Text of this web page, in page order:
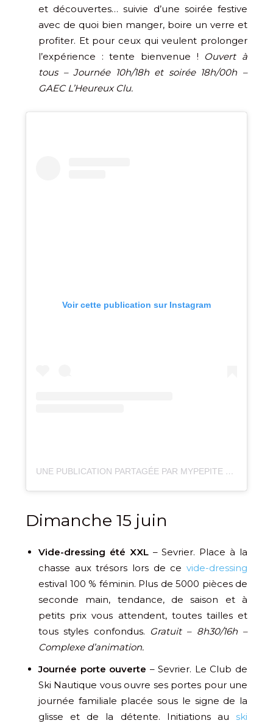
et découvertes… suivie d’une soirée festive
avec de quoi bien manger, boire un verre et
profiter. Et pour ceux qui veulent prolonger
l’expérience : tente bienvenue ! Ouvert à
tous – Journée 10h/18h et soirée 18h/00h –
GAEC L’Heureux Clu.
Voir cette publication sur Instagram
UNE PUBLICATION PARTAGÉE PAR MYPEPITE EVENTS – ANNECY (@MY_PEPITE_EVENTS)
Dimanche 15 juin
Vide-dressing été XXL– Sevrier. Place à la
chasse aux trésors lors de ce vide-dressing
estival 100 % féminin. Plus de 5000 pièces de
seconde main, tendance, de saison et à
petits prix vous attendent, toutes tailles et
tous styles confondus. Gratuit – 8h30/16h –
Complexe d’animation.
Journée porte ouverte – Sevrier. Le Club de
Ski Nautique vous ouvre ses portes pour une
journée familiale placée sous le signe de la
glisse et de la détente. Initiations au ski